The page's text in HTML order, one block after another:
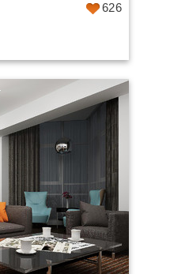
626